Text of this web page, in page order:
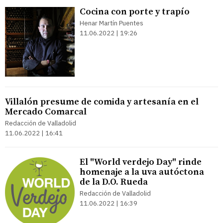
Cocina con porte y trapío
Henar Martín Puentes
11.06.2022 | 19:26
Villalón presume de comida y artesanía en el
Mercado Comarcal
Redacción de Valladolid
11.06.2022 | 16:41
El "World verdejo Day" rinde
homenaje a la uva autóctona
de la D.O. Rueda
Redacción de Valladolid
11.06.2022 | 16:39